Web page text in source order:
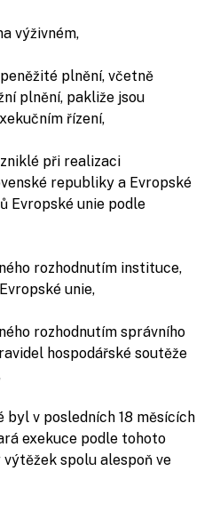
výživném,
plnění, včetně
plnění, pakliže jsou
řízení,
při realizaci
republiky a Evropské
Evropské unie podle
rozhodnutím instituce,
unie,
rozhodnutím správního
hospodářské soutěže
byl v posledních 18 měsících
exekuce podle tohoto
spolu alespoň ve